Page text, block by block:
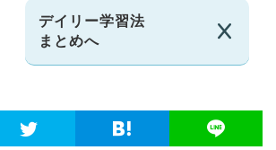
デイリー学習法
まとめへ